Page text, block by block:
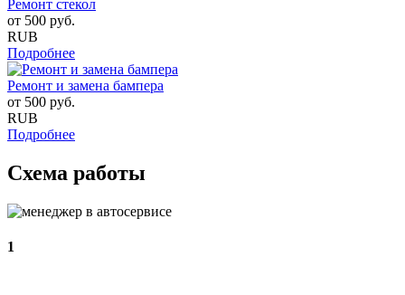
Ремонт стекол
от 500 руб.
RUB
Подробнее
Ремонт и замена бампера
от 500 руб.
RUB
Подробнее
Схема работы
1